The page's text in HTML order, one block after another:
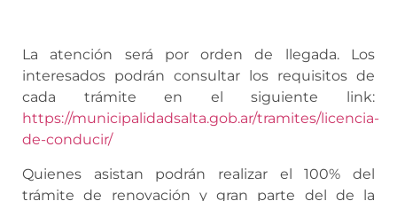
La atención será por orden de llegada. Los
interesados podrán consultar los requisitos de
cada trámite en el siguiente link:
https://municipalidadsalta.gob.ar/tramites/licencia-
de-conducir/
Quienes asistan podrán realizar el 100% del
trámite de renovación y gran parte del de la